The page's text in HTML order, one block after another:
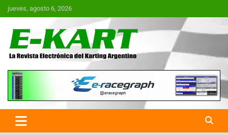
Saltar
al
jueves, agosto 6, 2026
E-Kart.com.ar | La Revista
Electrónica del Karting en
Argentina